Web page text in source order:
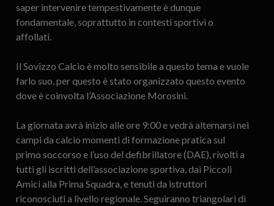
saper intervenire tempestivamente è dunque
fondamentale, soprattutto in contesti sportivi o
affollati.
Il Sovizzo Calcio è molto sensibile a questo tema e vuole
farlo suo, per questo è stato organizzato questo evento
dove è coinvolta l’Associazione Morosini.
La giornata avrà inizio alle ore 9:00 e vedrà alternarsi nei
campi da calcio momenti di formazione pratica sul
primo soccorso e l’uso del defibrillatore (DAE), rivolti a
tutti gli iscritti dell’associazione sportiva, dai Piccoli
Amici alla Prima Squadra, e tenuti da istruttori
riconosciuti a livello regionale. Seguiranno triangolari di